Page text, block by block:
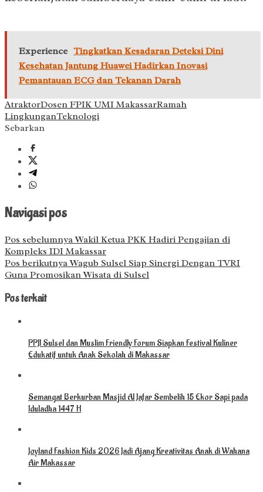
Experience Tingkatkan Kesadaran Deteksi Dini
Kesehatan Jantung Huawei Hadirkan Inovasi
Pemantauan ECG dan Tekanan Darah
AtraktorDosen FPIK UMI MakassarRamah
LingkunganTeknologi
Sebarkan
Navigasi pos
Pos sebelumnyaWakil Ketua PKK Hadiri Pengajian di
Kompleks IDI Makassar
Pos berikutnyaWagub Sulsel Siap Sinergi Dengan TVRI
Guna Promosikan Wisata di Sulsel
Pos terkait
PPJI Sulsel dan Muslim Friendly Forum Siapkan Festival Kuliner
Edukatif untuk Anak Sekolah di Makassar
Semangat Berkurban Masjid Al Jafar Sembelih 15 Ekor Sapi pada
Iduladha 1447 H
Joyland Fashion Kids 2026 Jadi Ajang Kreativitas Anak di Wahana
Air Makassar